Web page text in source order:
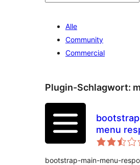
Alle
Community
Commercial
Plugin-Schlagwort:
menu
bootstrap-main-menu-